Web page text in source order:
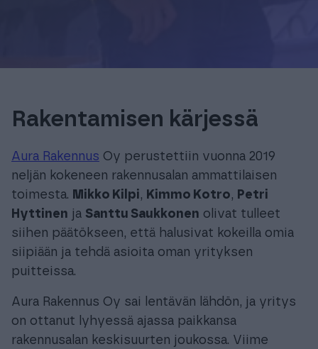
Rakentamisen kärjessä
Aura Rakennus Oy perustettiin vuonna 2019
neljän kokeneen rakennusalan ammattilaisen
toimesta. Mikko Kilpi, Kimmo Kotro, Petri
Hyttinen ja Santtu Saukkonen olivat tulleet
siihen päätökseen, että halusivat kokeilla omia
siipiään ja tehdä asioita oman yrityksen
puitteissa.
Aura Rakennus Oy sai lentävän lähdön, ja yritys
on ottanut lyhyessä ajassa paikkansa
rakennusalan keskisuurten joukossa. Viime